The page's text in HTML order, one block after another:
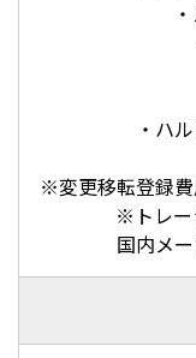
・ハ
※変更移転登録費
※トレー
国内メー